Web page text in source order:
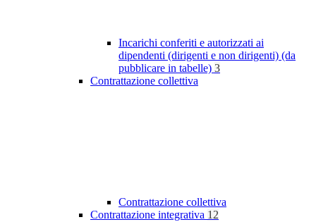
Incarichi conferiti e autorizzati ai
dipendenti (dirigenti e non dirigenti) (da
pubblicare in tabelle) 3
Contrattazione collettiva
Contrattazione collettiva
Contrattazione integrativa 12